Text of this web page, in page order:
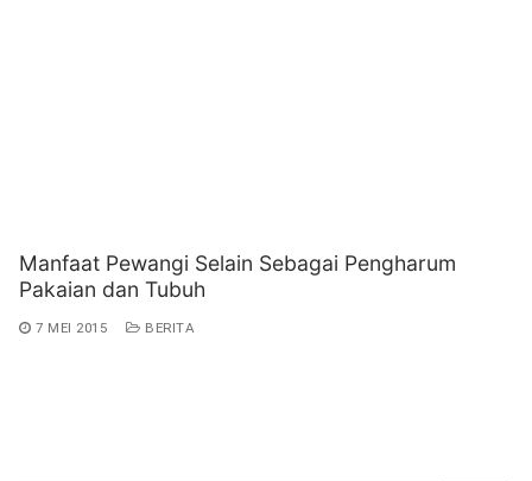
Manfaat Pewangi Selain Sebagai Pengharum
Pakaian dan Tubuh
7 MEI 2015 BERITA